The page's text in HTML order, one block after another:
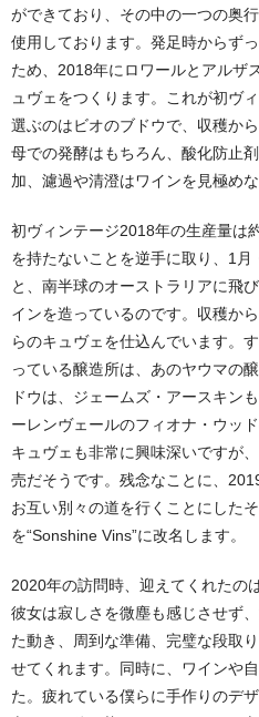
ができており、その中の一つの奥
使用しております。発足時からず
ため、2018年にロワールとアルザ
ュヴェをつくります。これが初ヴ
選ぶのはビオのブドウで、収穫か
母での発酵はもちろん、酸化防止
加、濾過や清澄はワインを見極め
初ヴィンテージ2018年の生産量は
を持たないことを逆手に取り、1月
と、南半球のオーストラリアに飛
インを造っているのです。収穫か
らのキュヴェを仕込んでいます。
っている醸造所は、あのヤウマの
ドウは、ジェームズ・アースキン
ーレンヴェールのフィオナ・ウッ
キュヴェも非常に興味深いですが
売だそうです。残念なことに、
お互い別々の道を行くことにした
を“Sonshine Vins”に改名します。
2020年の訪問時、迎えてくれたの
彼女は寂しさを微塵も感じさせず
た動き、周到な準備、完璧な段取
せてくれます。同時に、ワインや
た。疲れている僕らに手作りのデ